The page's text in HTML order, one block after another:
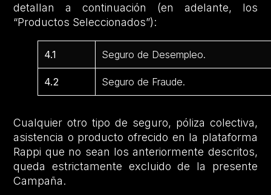
detallan a continuación (en adelante, los
“Productos Seleccionados”):
4.1 Seguro de Desempleo.
4.2 Seguro de Fraude.
Cualquier otro tipo de seguro, póliza colectiva,
asistencia o producto ofrecido en la plataforma
Rappi que no sean los anteriormente descritos,
queda estrictamente excluido de la presente
Campaña.